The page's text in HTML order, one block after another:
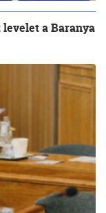
a Baranya